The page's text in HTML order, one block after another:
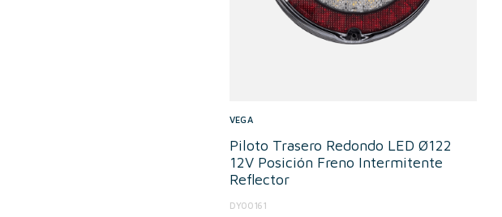
VEGA
Piloto Trasero Redondo LED Ø122
12V Posición Freno Intermitente
Reflector
DY00161